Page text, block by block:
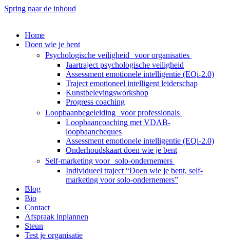
Spring naar de inhoud
Home
Doen wie je bent
Psychologische veiligheid voor organisaties
Jaartraject psychologische veiligheid
Assessment emotionele intelligentie (EQi-2.0)
Traject emotioneel intelligent leiderschap
Kunstbelevingsworkshop
Progress coaching
Loopbaanbegeleiding voor professionals
Loopbaancoaching met VDAB-
loopbaancheques
Assessment emotionele intelligentie (EQi-2.0)
Onderhoudskaart doen wie je bent
Self-marketing voor solo-ondernemers
Individueel traject “Doen wie je bent, self-
marketing voor solo-ondernemers”
Blog
Bio
Contact
Afspraak inplannen
Steun
Test je organisatie